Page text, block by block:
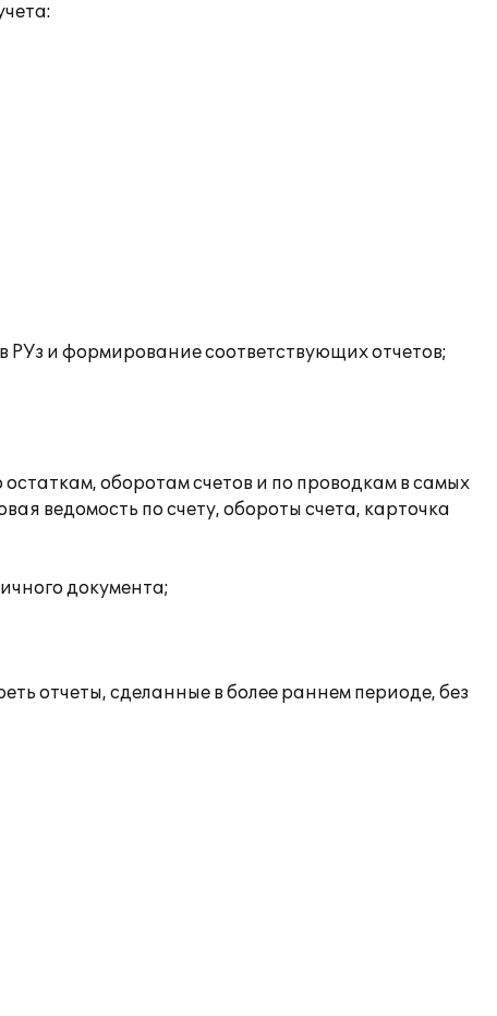
РУз и формирование соответствующих отчетов;
оборотам счетов и по проводкам в самых
ведомость по счету, обороты счета, карточка
документа;
отчеты, сделанные в более раннем периоде, без